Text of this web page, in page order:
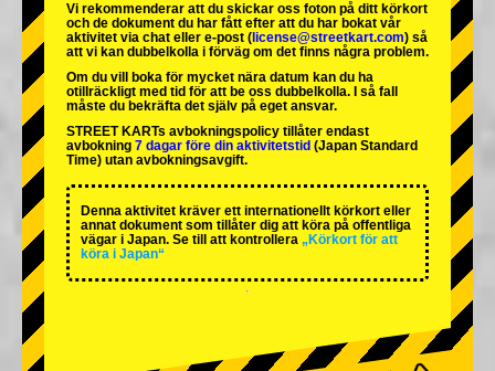
Vi rekommenderar att du skickar oss foton på ditt körkort
och de dokument du har fått efter att du har bokat vår
aktivitet via chat eller e-post ( license@streetkart.com) så
att vi kan dubbelkolla i förväg om det finns några problem.
Om du vill boka för mycket nära datum kan du ha
otillräckligt med tid för att be oss dubbelkolla. I så fall
måste du bekräfta det själv på eget ansvar.
STREET KARTs avbokningspolicy tillåter endast
avbokning 7 dagar före din aktivitetstid (Japan Standard
Time) utan avbokningsavgift.
Denna aktivitet kräver ett internationellt körkort eller
annat dokument som tillåter dig att köra på offentliga
vägar i Japan. Se till att kontrollera „Körkort för att
köra i Japan“